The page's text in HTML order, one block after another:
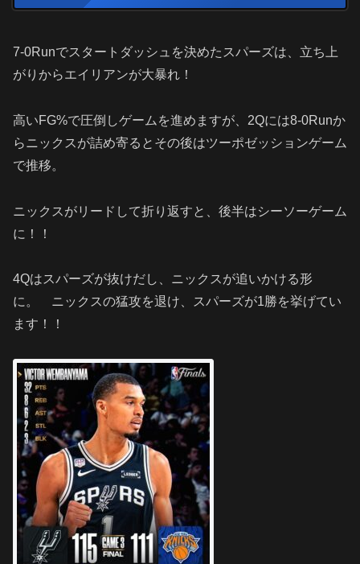
7-0Runでスタートダッシュを決めたスパーズは、立ち上
がりからエイリアンが大暴れ！
高いFG%で圧倒しゲームを進めますが、2Qには8-0Runか
らニックスが詰め寄るとその後はツーポゼッションゲーム
で推移。
ニックスがリードして折り返すと、後半はシーソーゲーム
に！！
4Qはスパーズが抜けだし、ニックスが追いかける形
に。 ニックスの猛攻を退け、スパーズが1勝を挙げてい
ます！！